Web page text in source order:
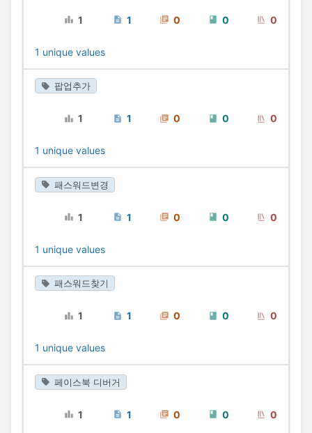
1 1 0 0 0
1 unique values
팝업추가
1 1 0 0 0
1 unique values
패스워드변경
1 1 0 0 0
1 unique values
패스워드찾기
1 1 0 0 0
1 unique values
페이스북 디버거
1 1 0 0 0